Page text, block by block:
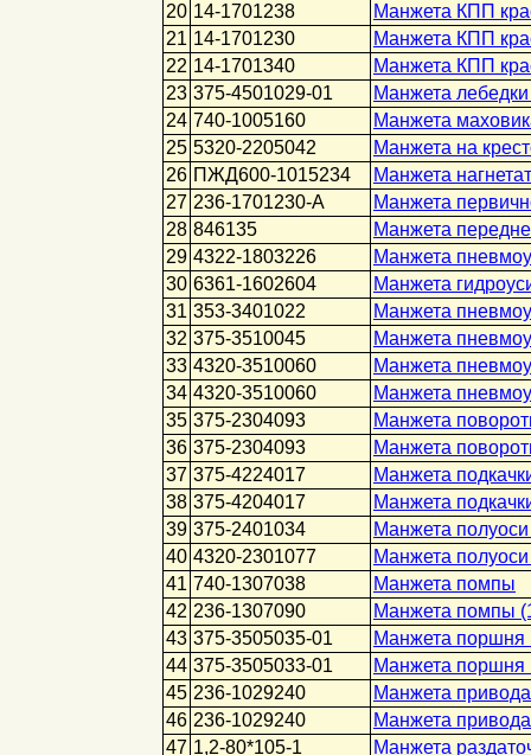
20 14-1701238
Манжета КПП
21 14-1701230
Манжета КПП
22 14-1701340
Манжета КПП
23 375-4501029-01
Манжета
24 740-1005160
Манжета
25 5320-2205042
Манжета на
26 ПЖД600-1015234
Манжета
27 236-1701230-А
Манжета
28 846135
Манжета
29 4322-1803226
Манжета
30 6361-1602604
Манжета
31 353-3401022
Манжета
32 375-3510045
Манжета
33 4320-3510060
Манжета
34 4320-3510060
Манжета
35 375-2304093
Манжета
36 375-2304093
Манжета
37 375-4224017
Манжета
38 375-4204017
Манжета
39 375-2401034
Манжета
40 4320-2301077
Манжета
41 740-1307038
Манжета помпы
42 236-1307090
Манжета помпы
43 375-3505035-01
Манжета поршня
44 375-3505033-01
Манжета поршня
45 236-1029240
Манжета
46 236-1029240
Манжета
47 1,2-80*105-1
Манжета